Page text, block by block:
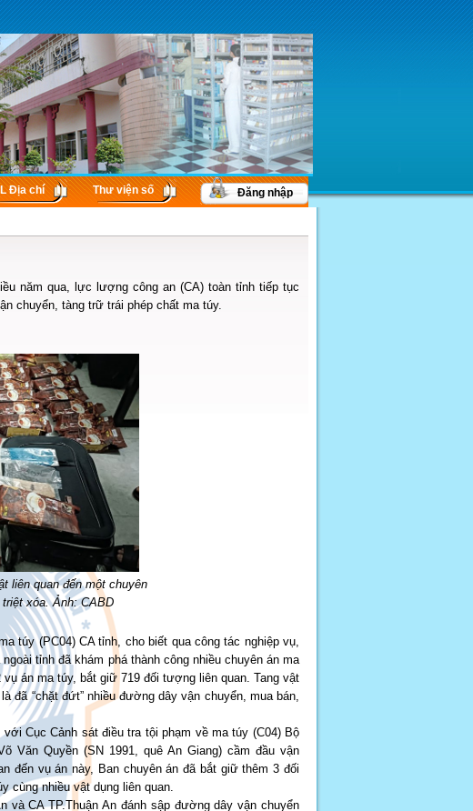
Ðịa chí Thư viện số Đăng nhập
năm qua, lực lượng công an (CA) toàn tỉnh tiếp tục
chuyển, tàng trữ trái phép chất ma túy.
liên quan đến một chuyên
xóa. Ảnh: CABD
túy (PC04) CA tỉnh, cho biết qua công tác nghiệp vụ,
tỉnh đã khám phá thành công nhiều chuyên án ma
án ma túy, bắt giữ 719 đối tượng liên quan. Tang vật
đã “chặt đứt” nhiều đường dây vận chuyển, mua bán,
Cục Cảnh sát điều tra tội phạm về ma túy (C04) Bộ
Văn Quyền (SN 1991, quê An Giang) cầm đầu vận
đến vụ án này, Ban chuyên án đã bắt giữ thêm 3 đối
cùng nhiều vật dụng liên quan.
và CA TP.Thuận An đánh sập đường dây vận chuyển